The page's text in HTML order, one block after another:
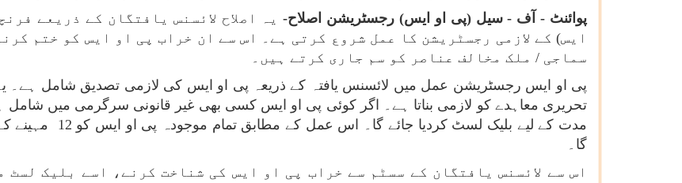
پوائنٹ - آف - سیل (پی او ایس) رجسٹریشن اصلاح- یہ اصلاح لائسنس یافتگان کے ذریعے
ایس) کے لازمی رجسٹریشن کا عمل شروع کرتی ہے۔ اس سے ان خراب پی او ایس کو ختم
سماجی / ملک مخالف عناصر کو سم جاری کرتے ہیں۔
پی او ایس رجسٹریشن عمل میں لائسنس یافتہ کے ذریعہ پی او ایس کی لازمی تصدیق شامل ہے۔
مدت کے لیے بلیک
گا۔
اس سے لائسنس یافتگان کے سسٹم سے خراب پی او ایس کی شناخت کرنے، اسے بلیک